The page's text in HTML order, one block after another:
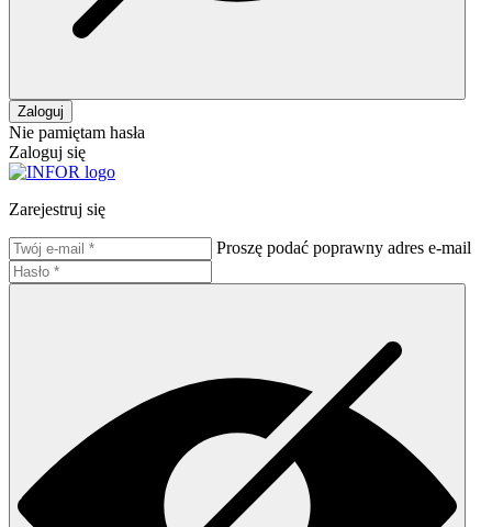
Zaloguj
Nie pamiętam hasła
Zaloguj się
Zarejestruj się
Proszę podać poprawny adres e-mail